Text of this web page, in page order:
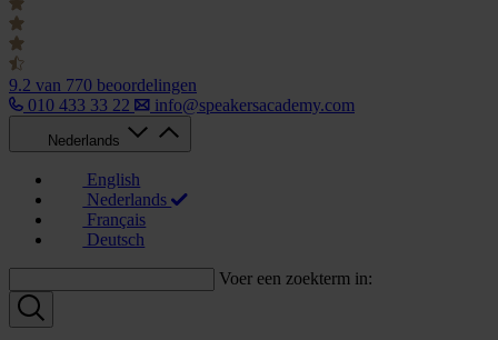
9.2 van 770 beoordelingen
010 433 33 22
info@speakersacademy.com
Nederlands
English
Nederlands
Français
Deutsch
Voer een zoekterm in: